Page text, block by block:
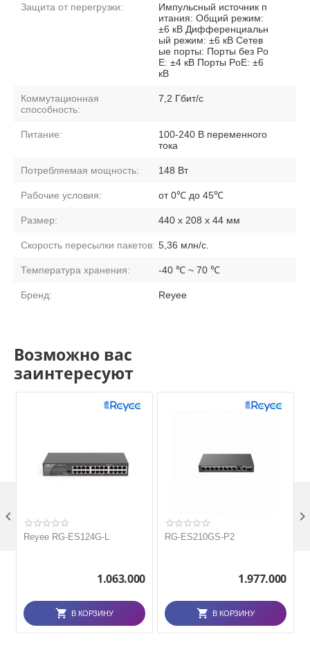
Защита от перегрузки:
Импульсный источник п
итания: Общий режим:
±6 кВ Дифференциальн
ый режим: ±6 кВ Сетев
ые порты: Порты без Po
E: ±4 кВ Порты PoE: ±6
кВ
Коммутационная
способность:
7,2 Гбит/с
Питание:
100-240 В переменного
тока
Потребляемая мощность: 148 Вт
Рабочие условия: от 0℃ до 45℃
Размер: 440 х 208 х 44 мм
Скорость пересылки пакетов: 5,36 млн/с.
Температура хранения: -40 ℃ ~ 70 ℃
Бренд: Reyee
Возможно вас
заинтересуют
Reyee RG-ES124G-L
1.063.000
В КОРЗИНУ
RG-ES210GS-P2
1.977.000
В КОРЗИНУ
 